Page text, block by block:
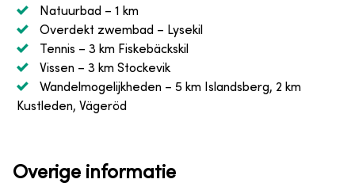
Natuurbad – 1 km
Overdekt zwembad – Lysekil
Tennis – 3 km Fiskebäckskil
Vissen – 3 km Stockevik
Wandelmogelijkheden – 5 km Islandsberg, 2 km
Kustleden, Vägeröd
Overige informatie